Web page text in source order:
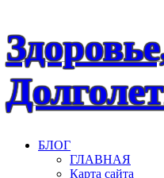
Наверх
БЛОГ
ГЛАВНАЯ
Карта сайта